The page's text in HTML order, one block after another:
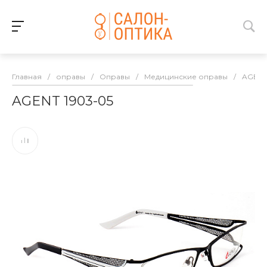
Главная / оправы / Оправы / Медицинские оправы / AGENT
AGENT 1903-05